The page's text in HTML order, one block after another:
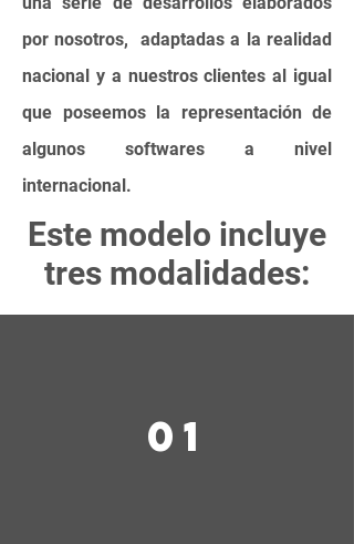
por nosotros, adaptadas a la realidad
nacional y a nuestros clientes al igual
que poseemos la representación de
algunos softwares a nivel
internacional.
Este modelo incluye
tres modalidades:
01